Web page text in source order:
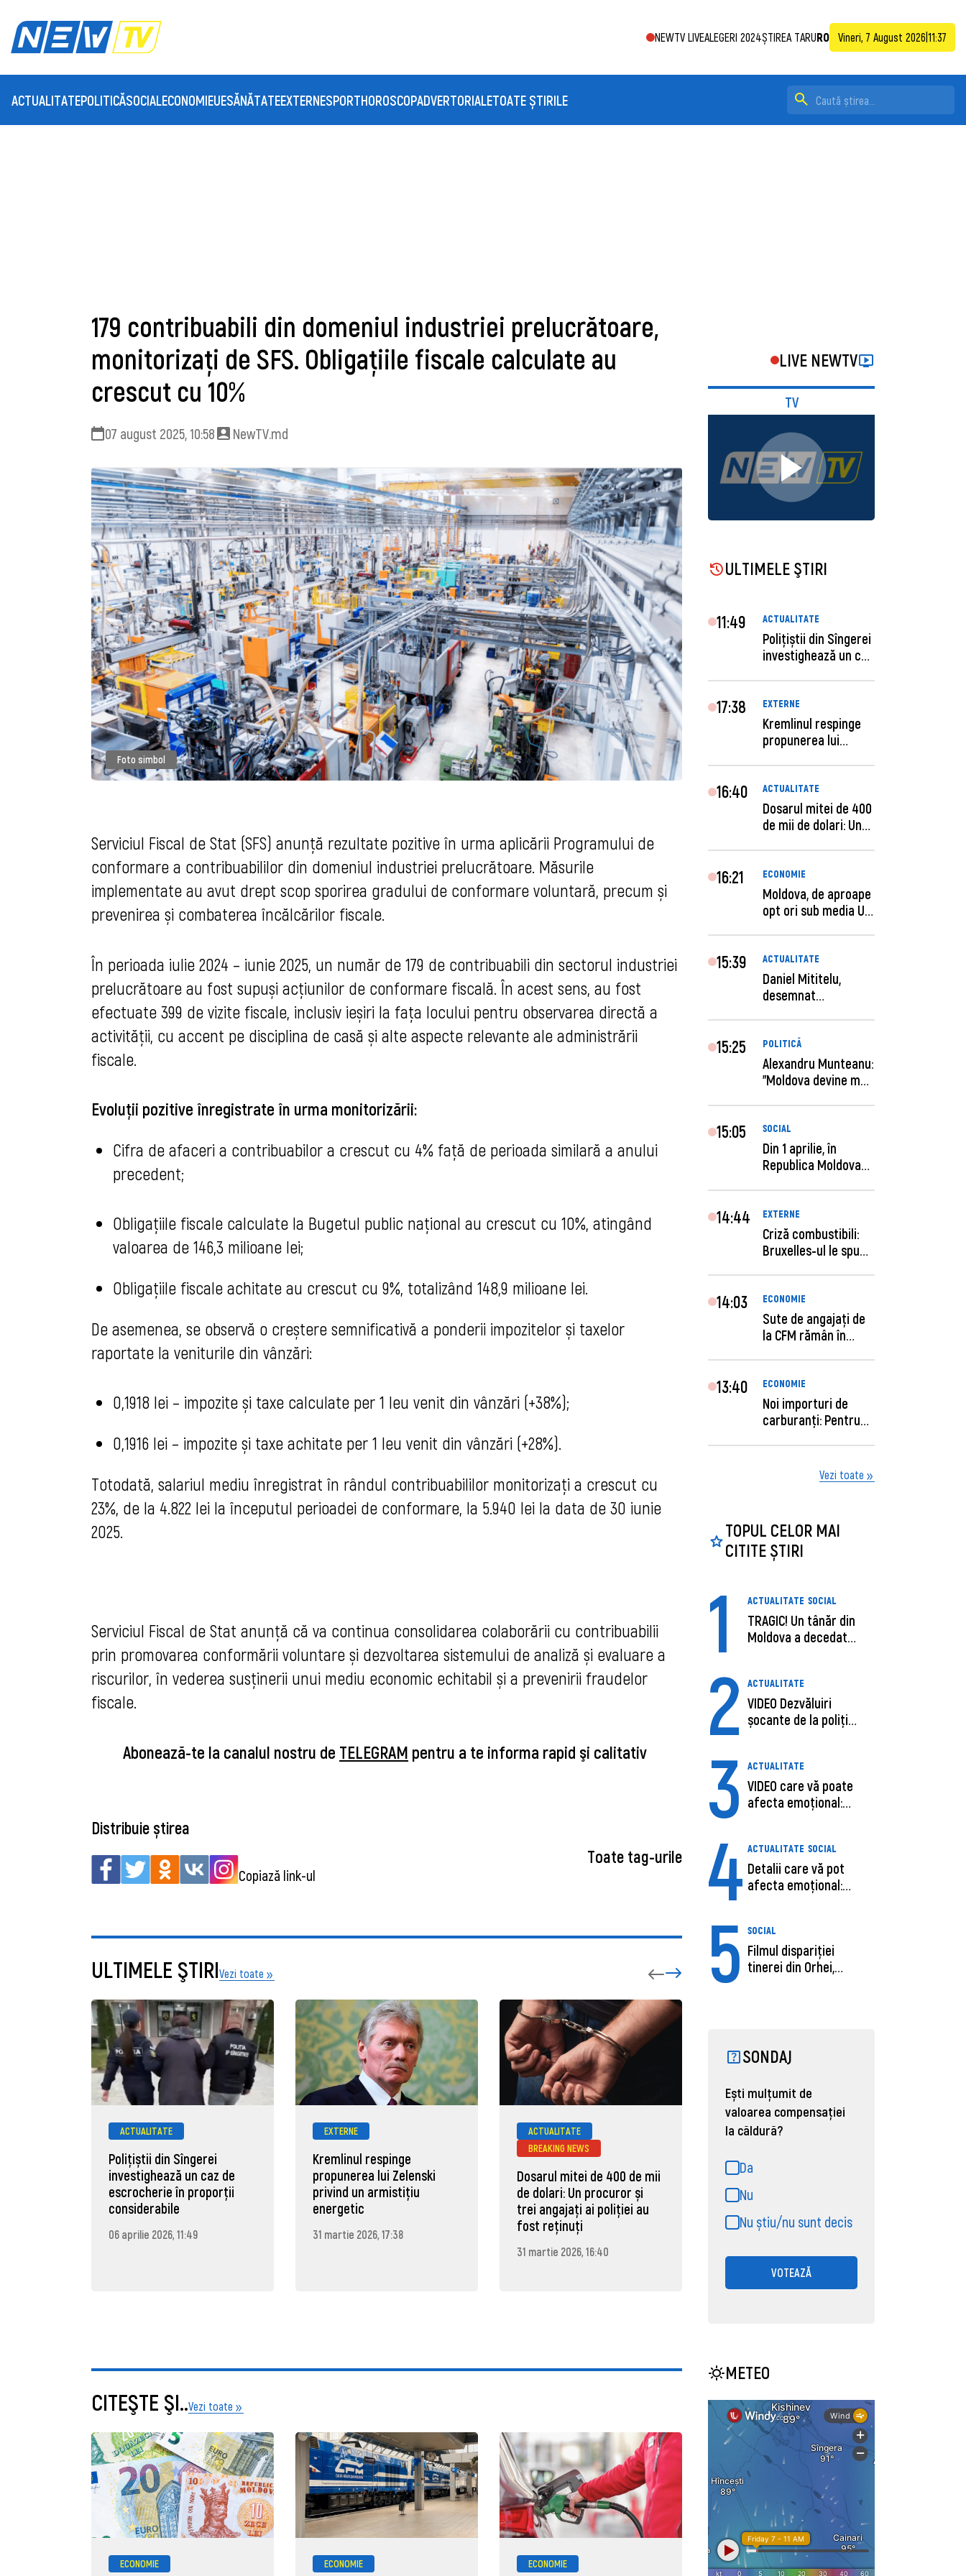
NEWTV LIVEALEGERI 2024ȘTIREA TARURO Vineri, 7 August 2026 11:37
ACTUALITATEPOLITICĂSOCIAL ECONOMIEUESĂNĂTATEEXTERNESPORTHOROSCOPADVERTORIALETOATE ȘTIRILE
179 contribuabili din domeniul industriei prelucrătoare,
monitorizați de SFS. Obligațiile fiscale calculate au
crescut cu 10%
07 august 2025, 10:58 NewTV.md
Foto simbol
Serviciul Fiscal de Stat (SFS) anunță rezultate pozitive în urma aplicării Programului de
conformare a contribuabililor din domeniul industriei prelucrătoare. Măsurile
implementate au avut drept scop sporirea gradului de conformare voluntară, precum și
prevenirea și combaterea încălcărilor fiscale.
În perioada iulie 2024 – iunie 2025, un număr de 179 de contribuabili din sectorul industriei
prelucrătoare au fost supuși acțiunilor de conformare fiscală. În acest sens, au fost
efectuate 399 de vizite fiscale, inclusiv ieșiri la fața locului pentru observarea directă a
activității, cu accent pe disciplina de casă și alte aspecte relevante ale administrării
fiscale.
Evoluții pozitive înregistrate în urma monitorizării:
Cifra de afaceri a contribuabilor a crescut cu 4% față de perioada similară a anului
precedent;
Obligațiile fiscale calculate la Bugetul public național au crescut cu 10%, atingând
valoarea de 146,3 milioane lei;
Obligațiile fiscale achitate au crescut cu 9%, totalizând 148,9 milioane lei.
De asemenea, se observă o creștere semnificativă a ponderii impozitelor și taxelor
raportate la veniturile din vânzări:
0,1918 lei – impozite și taxe calculate per 1 leu venit din vânzări (+38%);
0,1916 lei – impozite și taxe achitate per 1 leu venit din vânzări (+28%).
Totodată, salariul mediu înregistrat în rândul contribuabililor monitorizați a crescut cu
23%, de la 4.822 lei la începutul perioadei de conformare, la 5.940 lei la data de 30 iunie
2025.
Serviciul Fiscal de Stat anunță că va continua consolidarea colaborării cu contribuabilii
prin promovarea conformării voluntare și dezvoltarea sistemului de analiză și evaluare a
riscurilor, în vederea susținerii unui mediu economic echitabil și a prevenirii fraudelor
fiscale.
Abonează-te la canalul nostru de TELEGRAM pentru a te informa rapid şi calitativ
Distribuie știrea
Copiază link-ul
Toate tag-urile
ULTIMELE ŞTIRIVezi toate
ACTUALITATE
Polițiștii din Sîngerei
investighează un caz de
escrocherie în proporții
considerabile
06 aprilie 2026, 11:49
EXTERNE
Kremlinul respinge
propunerea lui Zelenski
privind un armistițiu
energetic
31 martie 2026, 17:38
ACTUALITATE
BREAKING NEWS
Dosarul mitei de 400 de mii
de dolari: Un procuror și
trei angajați ai poliției au
fost reținuți
31 martie 2026, 16:40
ECONOMIE
Moldova, de aproape opt ori
sub media UE la costul
muncii pe ora
31 martie 2026, 16:21
CITEŞTE ŞI..Vezi toate
ECONOMIE ECONOMIE ECONOMIE
LIVE NEWTV
TV
ULTIMELE ŞTIRI
11:49 ACTUALITATE
Polițiștii din Sîngerei
investighează un caz
17:38 EXTERNE
Kremlinul respinge
propunerea lui
16:40 ACTUALITATE
Dosarul mitei de 400
de mii de dolari: Un
16:21 ECONOMIE
Moldova, de aproape
opt ori sub media UE
15:39 ACTUALITATE
Daniel Mititelu,
desemnat
15:25 POLITICĂ
Alexandru Munteanu:
"Moldova devine mai
15:05 SOCIAL
Din 1 aprilie, în
Republica Moldova
14:44 EXTERNE
Criză combustibili:
Bruxelles-ul le spune
14:03 ECONOMIE
Sute de angajaţi de
la CFM rămân în
13:40 ECONOMIE
Noi importuri de
carburanți: Pentru
Vezi toate
TOPUL CELOR MAI
CITITE ȘTIRI
1 ACTUALITATE SOCIAL
TRAGIC! Un tânăr din
Moldova a decedat
2 ACTUALITATE
VIDEO Dezvăluiri
șocante de la poliție,
3 ACTUALITATE
VIDEO care vă poate
afecta emoțional:
4 ACTUALITATE SOCIAL
Detalii care vă pot
afecta emoțional:
5 SOCIAL
Filmul dispariției
tinerei din Orhei,
SONDAJ
Ești mulțumit de
valoarea compensației
la căldură?
Da
Nu
Nu știu/nu sunt decis
VOTEAZĂ
METEO